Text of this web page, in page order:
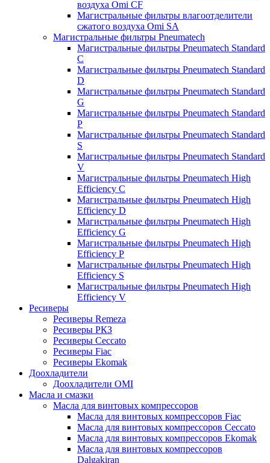
воздуха Omi CF
Магистральные фильтры влагоотделители
сжатого воздуха Omi SA
Магистральные фильтры Pneumatech
Магистральные фильтры Pneumatech Standard
C
Магистральные фильтры Pneumatech Standard
D
Магистральные фильтры Pneumatech Standard
G
Магистральные фильтры Pneumatech Standard
P
Магистральные фильтры Pneumatech Standard
S
Магистральные фильтры Pneumatech Standard
V
Магистральные фильтры Pneumatech High
Efficiency C
Магистральные фильтры Pneumatech High
Efficiency D
Магистральные фильтры Pneumatech High
Efficiency G
Магистральные фильтры Pneumatech High
Efficiency P
Магистральные фильтры Pneumatech High
Efficiency S
Магистральные фильтры Pneumatech High
Efficiency V
Ресиверы
Ресиверы Remeza
Ресиверы РКЗ
Ресиверы Ceccato
Ресиверы Fiac
Ресиверы Ekomak
Доохладители
Доохладители OMI
Масла и смазки
Масла для винтовых компрессоров
Масла для винтовых компрессоров Fiac
Масла для винтовых компрессоров Ceccato
Масла для винтовых компрессоров Ekomak
Масла для винтовых компрессоров
Dalgakiran